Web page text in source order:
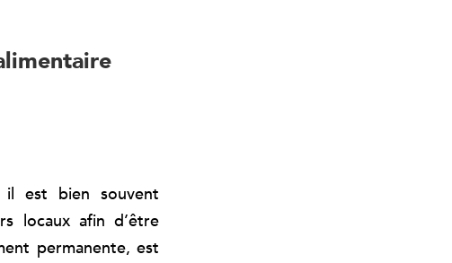
il est bien souvent
locaux afin d’être
permanente, est